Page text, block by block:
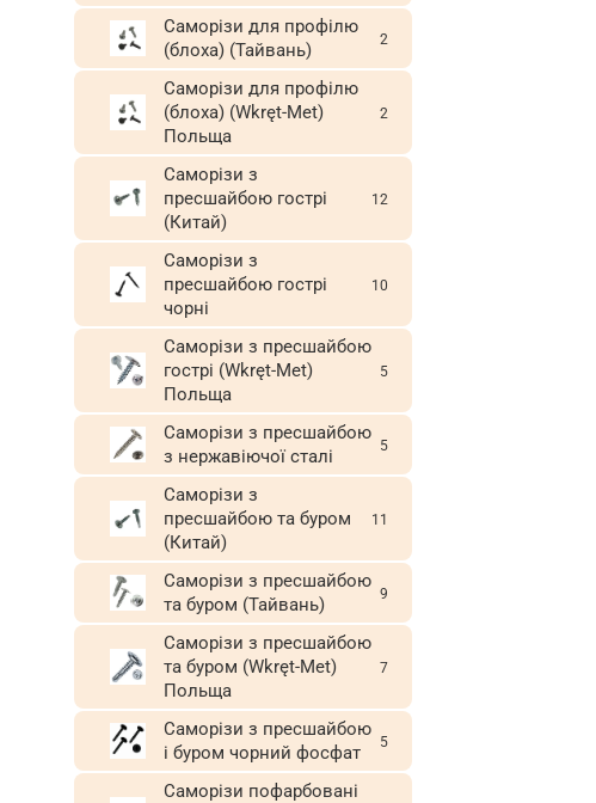
Саморізи для профілю
(блоха) (Тайвань)
2
Саморізи для профілю
(блоха) (Wkręt-Met)
Польща
2
Саморізи з
пресшайбою гострі
(Китай)
12
Саморізи з
пресшайбою гострі
чорні
10
Саморізи з пресшайбою
гострі (Wkręt-Met)
Польща
5
Саморізи з пресшайбою
з нержавіючої сталі
5
Саморізи з
пресшайбою та буром
(Китай)
11
Саморізи з пресшайбою
та буром (Тайвань)
9
Саморізи з пресшайбою
та буром (Wkręt-Met)
Польща
7
Саморізи з пресшайбою
і буром чорний фосфат
5
Саморізи пофарбовані